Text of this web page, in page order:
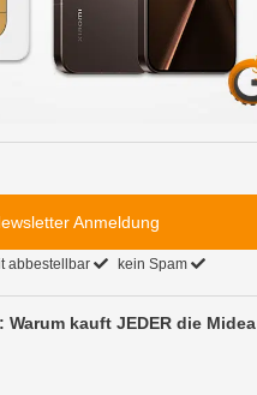
Anmeldung
abbestellbar kein Spam
Warum kauft JEDER die Midea